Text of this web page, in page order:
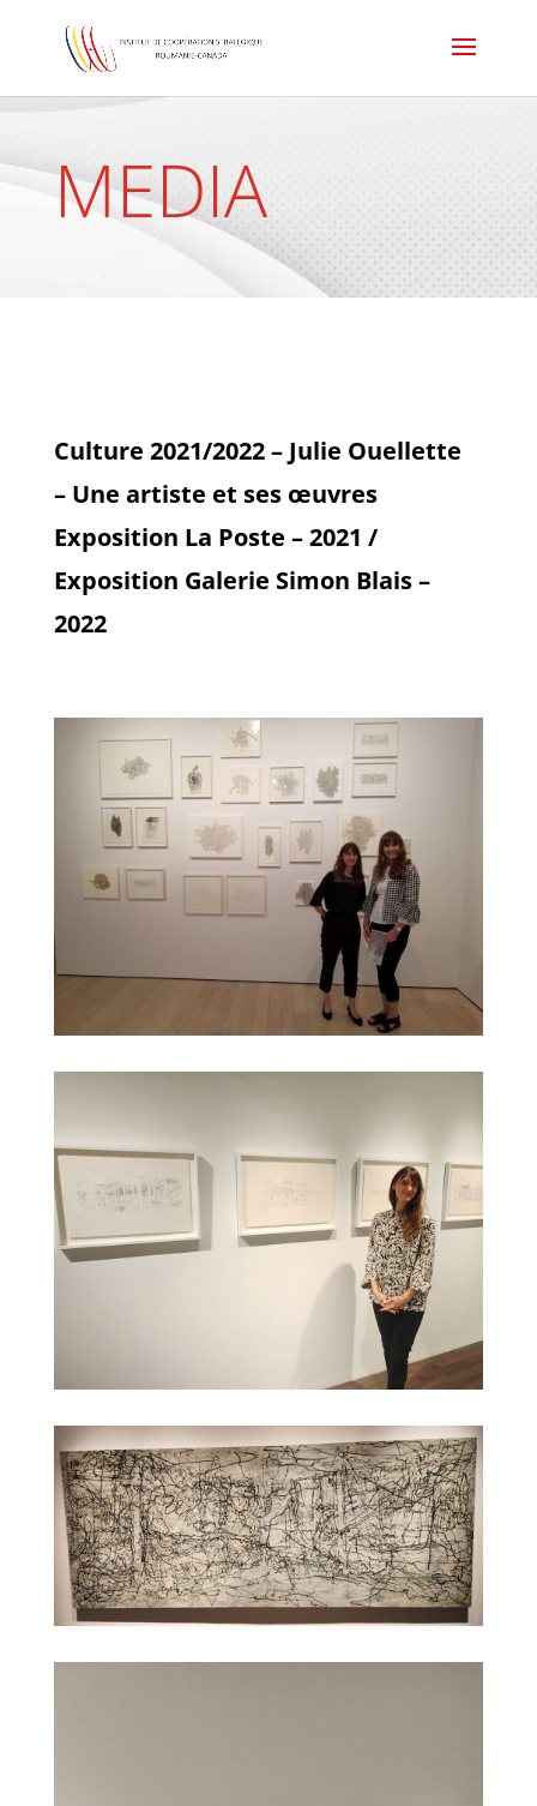
MEDIA
Culture 2021/2022 – Julie Ouellette
– Une artiste et ses œuvres
Exposition La Poste – 2021 /
Exposition Galerie Simon Blais –
2022